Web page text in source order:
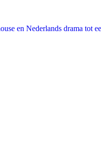
en Nederlands drama